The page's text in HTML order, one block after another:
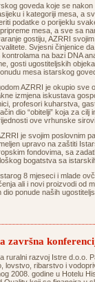
goveda koje se
i kategoriji mesa, a
podatke o porijeklu
mesa, a sve sa
gostiju, AZRRI
Svjesni činjenice
kontrolama na bazi DNA
gosti ugostiteljskih
mesa
AZRRI je okupio sve
izmjena iskustava
profesori kuharstva,
dio “obitelji” koja za
ove vrhunske
je svojim poslovnim
upravo na zaštiti
fondovima, sa
bogatstva sa
8 mjeseci i mlade
ali i novi proizvodi od
dio ponude naših
završna
ruralni razvoj Istre d.o.o.
lovstvo, ribarstvo i
2008. godine u Hotelu